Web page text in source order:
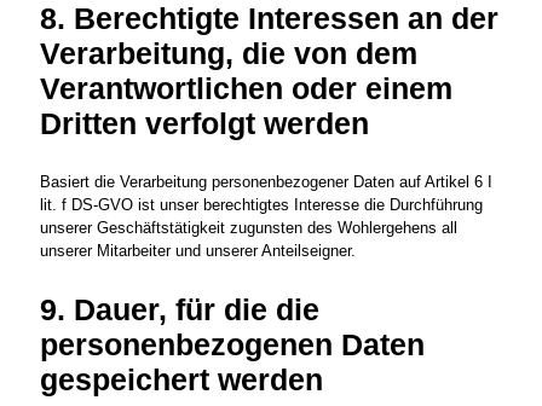
8. Berechtigte Interessen an der
Verarbeitung, die von dem
Verantwortlichen oder einem
Dritten verfolgt werden
Basiert die Verarbeitung personenbezogener Daten auf Artikel 6 I
lit. f DS-GVO ist unser berechtigtes Interesse die Durchführung
unserer Geschäftstätigkeit zugunsten des Wohlergehens all
unserer Mitarbeiter und unserer Anteilseigner.
9. Dauer, für die die
personenbezogenen Daten
gespeichert werden